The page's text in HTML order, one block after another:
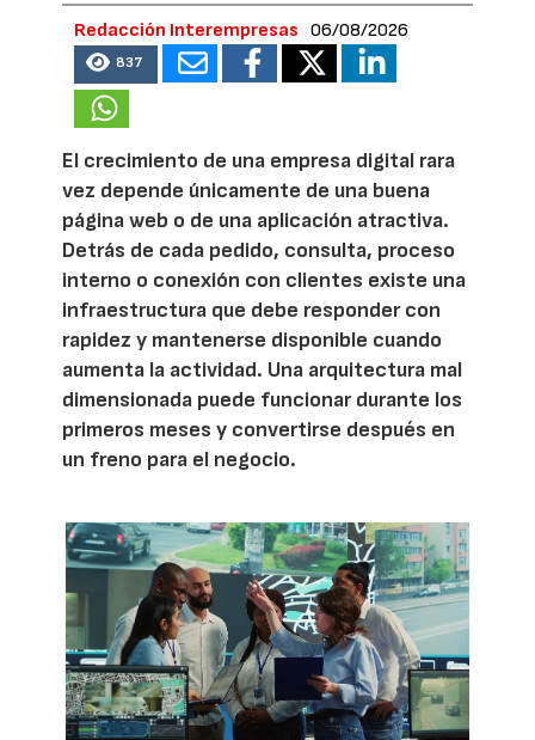
Redacción Interempresas 06/08/2026
837
El crecimiento de una empresa digital rara
vez depende únicamente de una buena
página web o de una aplicación atractiva.
Detrás de cada pedido, consulta, proceso
interno o conexión con clientes existe una
infraestructura que debe responder con
rapidez y mantenerse disponible cuando
aumenta la actividad. Una arquitectura mal
dimensionada puede funcionar durante los
primeros meses y convertirse después en
un freno para el negocio.